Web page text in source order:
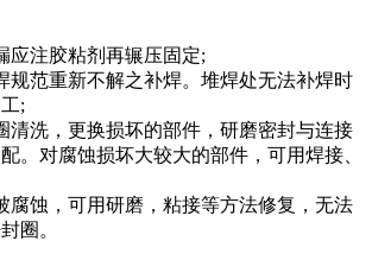
应注胶粘剂再辗压固定;
规范重新不解之补焊。堆焊处无法补焊时
;
清洗，更换损坏的部件，研磨密封与连接
。对腐蚀损坏大较大的部件，可用焊接、
腐蚀，可用研磨，粘接等方法修复，无法
圈。